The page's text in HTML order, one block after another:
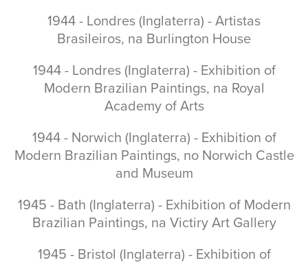
1944 - Londres (Inglaterra) - Artistas
Brasileiros, na Burlington House
1944 - Londres (Inglaterra) - Exhibition of
Modern Brazilian Paintings, na Royal
Academy of Arts
1944 - Norwich (Inglaterra) - Exhibition of
Modern Brazilian Paintings, no Norwich Castle
and Museum
1945 - Bath (Inglaterra) - Exhibition of Modern
Brazilian Paintings, na Victiry Art Gallery
1945 - Bristol (Inglaterra) - Exhibition of